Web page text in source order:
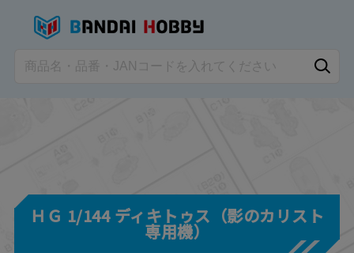
ＨＧ 1/144 ディキトゥス（影のカリスト
専用機）